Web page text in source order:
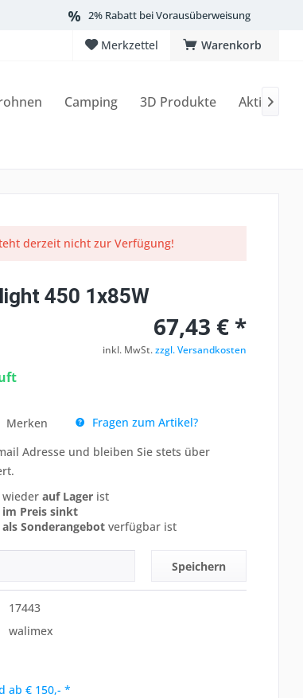
2% Rabatt bei Vorausüberweisung
Warenkorb
Merkzettel
Camping 3D Produkte Aktionen

derzeit nicht zur Verfügung!
450 1x85W
67,43 € *
inkl. MwSt.zzgl. Versandkosten
Merken
Fragen zum Artikel?
Adresse und bleiben Sie stets über
auf Lagerist
im Preis sinkt
als Sonderangebotverfügbar ist
Speichern
17443
walimex
ab € 150,- *